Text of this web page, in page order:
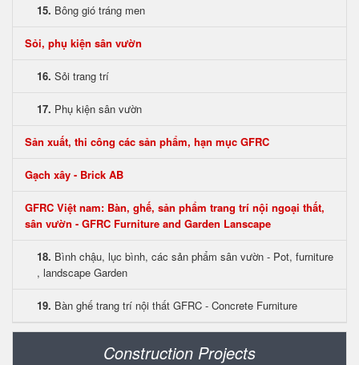
15. Bông gió tráng men
Sỏi, phụ kiện sân vườn
16. Sỏi trang trí
17. Phụ kiện sân vườn
Sản xuất, thi công các sản phẩm, hạn mục GFRC
Gạch xây - Brick AB
GFRC Việt nam: Bàn, ghế, sản phẩm trang trí nội ngoại thất,
sân vườn - GFRC Furniture and Garden Lanscape
18. Bình chậu, lục bình, các sản phẩm sân vườn - Pot, furniture
, landscape Garden
19. Bàn ghế trang trí nội thất GFRC - Concrete Furniture
Construction Projects